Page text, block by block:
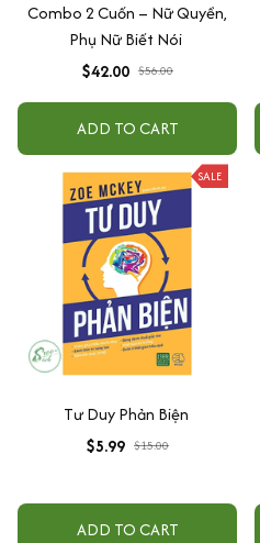
Combo 2 Cuốn – Nữ Quyền,
Phụ Nữ Biết Nói
$42.00 $56.00
ADD TO CART
SALE
Tư Duy Phản Biện
$5.99 $15.00
ADD TO CART